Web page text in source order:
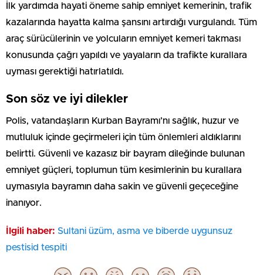
İlk yardımda hayati öneme sahip emniyet kemerinin, trafik
kazalarında hayatta kalma şansını artırdığı vurgulandı. Tüm
araç sürücülerinin ve yolcuların emniyet kemeri takması
konusunda çağrı yapıldı ve yayaların da trafikte kurallara
uyması gerektiği hatırlatıldı.
Son söz ve iyi dilekler
Polis, vatandaşların Kurban Bayramı’nı sağlık, huzur ve
mutluluk içinde geçirmeleri için tüm önlemleri aldıklarını
belirtti. Güvenli ve kazasız bir bayram dileğinde bulunan
emniyet güçleri, toplumun tüm kesimlerinin bu kurallara
uymasıyla bayramın daha sakin ve güvenli geçeceğine
inanıyor.
İlgili haber: Sultani üzüm, asma ve biberde uygunsuz
pestisid tespiti